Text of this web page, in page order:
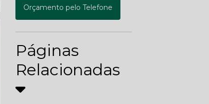
Orçamento pelo Telefone
Páginas
Relacionadas